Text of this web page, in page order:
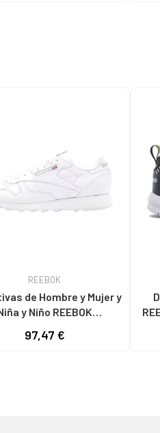
REEBOK
de Hombre y Mujer y
y Niño REEBOK
GY0953 BLANCO
97,47 €